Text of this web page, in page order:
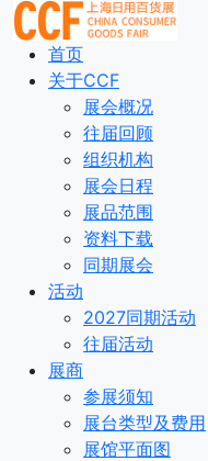
首页
关于CCF
展会概况
往届回顾
组织机构
展会日程
展品范围
资料下载
同期展会
活动
2027同期活动
往届活动
展商
参展须知
展台类型及费用
展馆平面图